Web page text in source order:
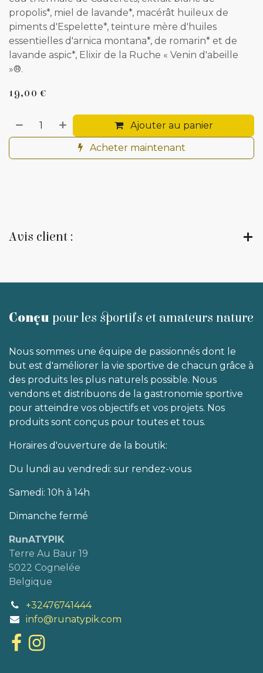
propolis*, miel de lavande*, macérât huileux de
piments d'Espelette*, teinture mère d'huiles
essentielles d'arnica montana*, de romarin* et de
lavande aspic*, Elixir de la Ruche « Venin d'abeille
»®.
19,00 €
Ajouter au panier
Acheter maintenant
Avis client :
Conçu pour les sportifs et amateurs nature
Nous sommes une équipe de passionnés dont le
but est d'améliorer la vie sportive de chacun grâce à
des produits les plus naturels possible. Nous
vendons et distribuons de la gastronomie sportive
pour atteindre vos objectifs et vos projets. Nos
produits sont conçus pour toutes et tous.
Horaires d'ouverture de la boutik:
Du lundi au vendredi: sur rendez-vous
Samedi: 10h à 14h
Dimanche fermé
RunATYPIK
Terre Au Baur 19
5022 Cognelée
Belgique
+32476741444
info@runatypik.com